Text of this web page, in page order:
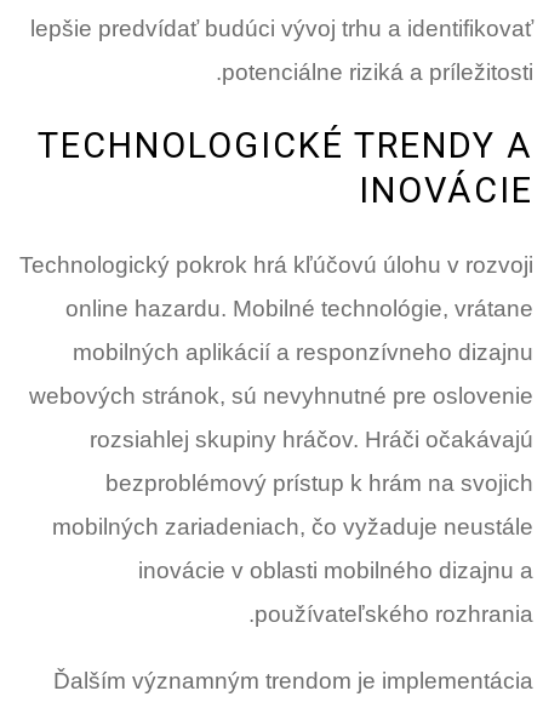
lepšie predvídať budúci vývoj trhu a identifikovať
potenciálne riziká a príležitosti.
TECHNOLOGICKÉ TRENDY A
INOVÁCIE
Technologický pokrok hrá kľúčovú úlohu v rozvoji
online hazardu. Mobilné technológie, vrátane
mobilných aplikácií a responzívneho dizajnu
webových stránok, sú nevyhnutné pre oslovenie
rozsiahlej skupiny hráčov. Hráči očakávajú
bezproblémový prístup k hrám na svojich
mobilných zariadeniach, čo vyžaduje neustále
inovácie v oblasti mobilného dizajnu a
používateľského rozhrania.
Ďalším významným trendom je implementácia